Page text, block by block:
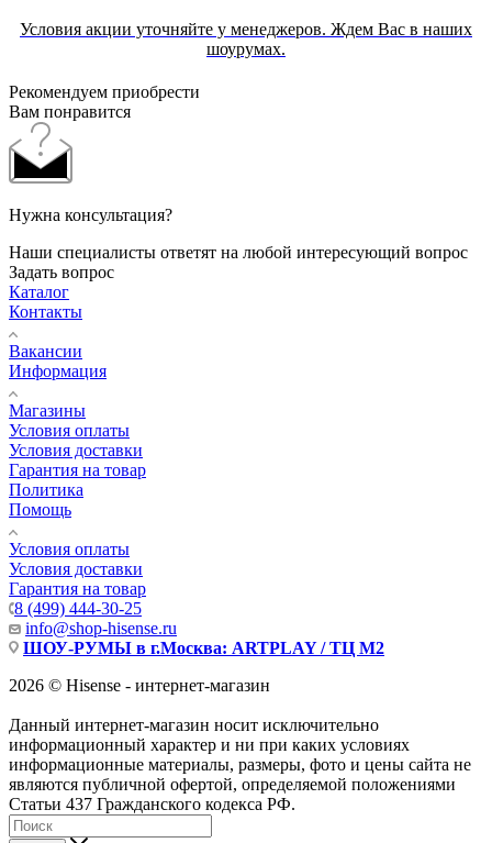
Условия акции уточняйте у менеджеров. Ждем Вас в наших
шоурумах.
Рекомендуем приобрести
Вам понравится
Нужна консультация?
Наши специалисты ответят на любой интересующий вопрос
Задать вопрос
Каталог
Контакты
Вакансии
Информация
Магазины
Условия оплаты
Условия доставки
Гарантия на товар
Политика
Помощь
Условия оплаты
Условия доставки
Гарантия на товар
8 (499) 444-30-25
info@shop-hisense.ru
ШОУ-РУМЫ в г.Москва: ARTPLAY / ТЦ М2
2026 © Hisense - интернет-магазин
Данный интернет-магазин носит исключительно
информационный характер и ни при каких условиях
информационные материалы, размеры, фото и цены сайта не
являются публичной офертой, определяемой положениями
Статьи 437 Гражданского кодекса РФ.